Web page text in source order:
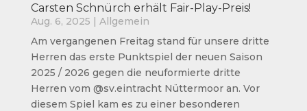
Carsten Schnürch erhält Fair-Play-Preis!
Aug. 6, 2025 | Allgemein
Am vergangenen Freitag stand für unsere dritte
Herren das erste Punktspiel der neuen Saison
2025 / 2026 gegen die neuformierte dritte
Herren vom @sv.eintracht Nüttermoor an. Vor
diesem Spiel kam es zu einer besonderen